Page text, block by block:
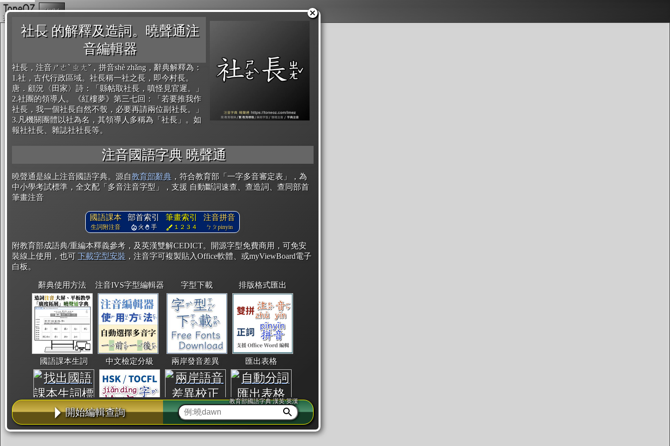
社長 的解釋及造詞。曉聲通注
音編輯器
社長，注音ㄕㄜˋ ㄓㄤˇ，拼音shè zhǎng，辭典解釋為：
1.社，古代行政區域。社長稱一社之長，即今村長。
唐．顧況〈田家〉詩：「縣帖取社長，嗔怪見官遲。」
2.社團的領導人。《紅樓夢》第三七回：「若要推我作
社長，我一個社長自然不彀，必要再請兩位副社長。」
3.凡機關團體以社為名，其領導人多稱為「社長」。如
報社社長、雜誌社社長等。
注音國語字典 曉聲通
曉聲通是線上注音國語字典。源自教育部辭典 ，符合教育部「一字多音審定表」，為
中小學考試標準，全文配「多音注音字型」，支援 自動斷詞速查、查造詞、查同部首
筆畫注音
國語課本
生詞附注音
部首索引
火 手
筆畫索引
１２３４
注音拼音
ㄅㄆpinyin
附教育部成語典/重編本釋義參考，及英漢雙解CEDICT。開源字型免費商用，可免安
裝線上使用，也可 下載字型安裝 ，注音字可複製貼入Office軟體、或myViewBoard電子
白板。
辭典使用方法 注音IVS字型編輯器 字型下載 排版格式匯出
國語課本生詞 中文檢定分級 兩岸發音差異 匯出表格
開始編輯查詢
教育部國語字典·漢英·英漢
複製